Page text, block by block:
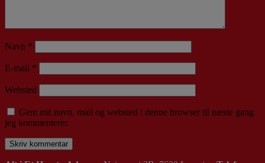
Navn *
E-mail *
Websted
Gem mit navn, mail og websted i denne browser til næste gang
jeg kommenterer.